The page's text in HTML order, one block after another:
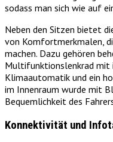
sodass man sich wie auf
Neben den Sitzen bietet
von Komfortmerkmalen,
machen. Dazu gehören
Multifunktionslenkrad mit
Klimaautomatik und ein
im Innenraum wurde mit
Bequemlichkeit des
Konnektivität und